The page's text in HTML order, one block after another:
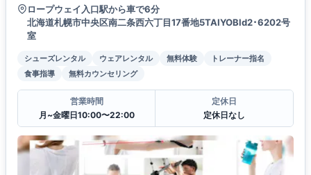
ロープウェイ入口駅から車で6分
北海道札幌市中央区南二条西六丁目17番地5TAIYOBld2･6202号
室
シューズレンタル ウェアレンタル 無料体験
トレーナー指名
食事指導
無料カウンセリング
営業時間
月~金曜日10:00〜22:00
定休日
定休日なし